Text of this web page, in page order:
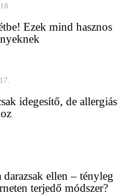
Ezek mind hasznos
idegesítő, de allergiás
darazsak ellen – tényleg
terjedő módszer?